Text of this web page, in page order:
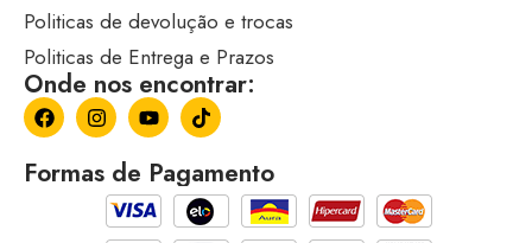
Politicas de devolução e trocas
Politicas de Entrega e Prazos
Onde nos encontrar:
Formas de Pagamento